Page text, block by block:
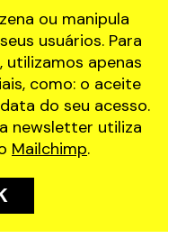
ou manipula
usuários. Para
apenas
como: o aceite
do seu acesso.
newsletter utiliza
Mailchimp.